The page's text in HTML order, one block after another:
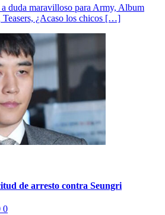
duda maravilloso para Army, Album
Teasers, ¿Acaso los chicos […]
de arresto contra Seungri
0